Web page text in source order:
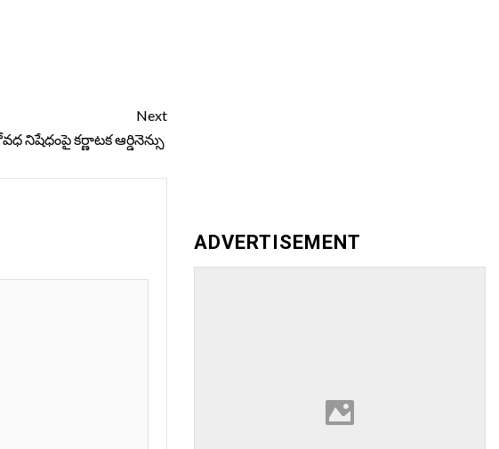
Next
నిషేధంపై కర్ణాటక ఆర్డినెన్సు
ADVERTISEMENT